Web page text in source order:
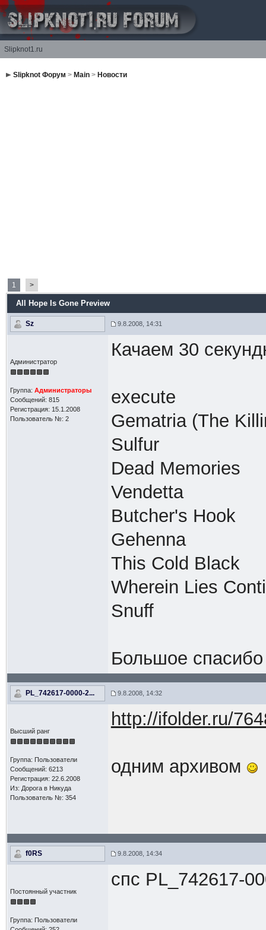
Slipknot1.ru
Slipknot Форум > Main> Новости
1 >
All Hope Is Gone Preview
Sz 9.8.2008, 14:31
Администратор
Группа: Администраторы
Сообщений: 815
Регистрация: 15.1.2008
Пользователь №: 2
Качаем 30
execute
Gematria (The
Sulfur
Dead Memories
Vendetta
Butcher's Hook
Gehenna
This Cold Black
Wherein Lies
Snuff
Большое
PL_742617-0000-2... 9.8.2008, 14:32
Высший ранг
Группа: Пользователи
Сообщений: 6213
Регистрация: 22.6.2008
Из: Дорога в Никуда
Пользователь №: 354
http://ifolder.ru/
одним архивом
f0RS 9.8.2008, 14:34
Постоянный участник
Группа: Пользователи
спс PL_742617-